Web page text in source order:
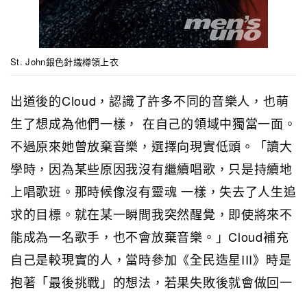
St. John銀色針織樽領上衣
出道後的Cloud，認識了許多不同的音樂人，也萌
生了想成為他們一樣， 在自己的領域中獨當一面。
不過原來她曾放棄音樂，選擇向現實低頭。「讀大
學時，因為某些原因我沒有繼續唱歌，只是持續地
上唱歌班。那時候像沒有靈魂 一樣，失去了人生追
求的目標。就在某一瞬間我突然醒覺，即使將來不
能成為一名歌手，也不會放棄音樂。」Cloud補充
自己是較現實的人，當時參加《全民造星III》時是
抱著「最後挑戰」的想法，若果失敗後就會做回一